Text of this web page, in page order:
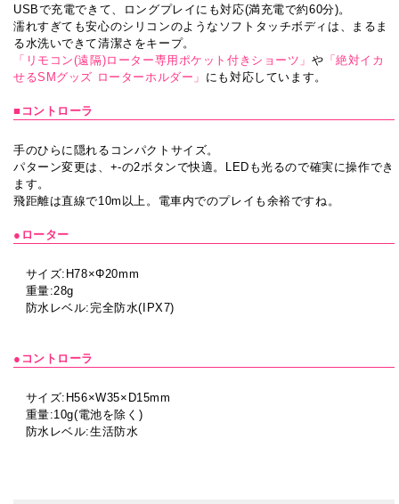
USBで充電できて、ロングプレイにも対応(満充電で約60分)。
濡れすぎても安心のシリコンのようなソフトタッチボディは、まるま
る水洗いできて清潔さをキープ。
「リモコン(遠隔)ローター専用ポケット付きショーツ」や 「絶対イカ
せるSMグッズ ローターホルダー」 にも対応しています。
■コントローラ
手のひらに隠れるコンパクトサイズ。
パターン変更は、+-の2ボタンで快適。LEDも光るので確実に操作でき
ます。
飛距離は直線で10m以上。電車内でのプレイも余裕ですね。
●ローター
サイズ:H78×Φ20mm
重量:28g
防水レベル:完全防水(IPX7)
●コントローラ
サイズ:H56×W35×D15mm
重量:10g(電池を除く)
防水レベル:生活防水